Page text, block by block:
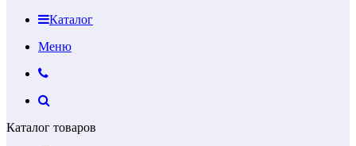
Каталог
Меню
Каталог товаров